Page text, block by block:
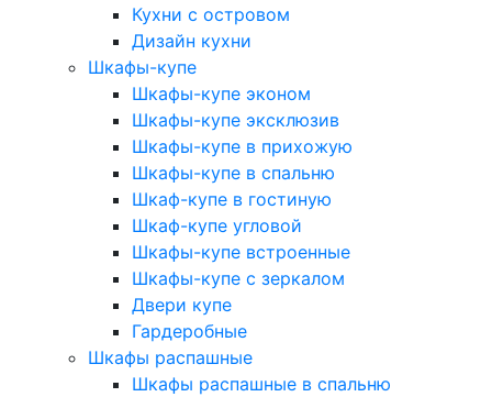
Кухни с островом
Дизайн кухни
Шкафы-купе
Шкафы-купе эконом
Шкафы-купе эксклюзив
Шкафы-купе в прихожую
Шкафы-купе в спальню
Шкаф-купе в гостиную
Шкаф-купе угловой
Шкафы-купе встроенные
Шкафы-купе с зеркалом
Двери купе
Гардеробные
Шкафы распашные
Шкафы распашные в спальню